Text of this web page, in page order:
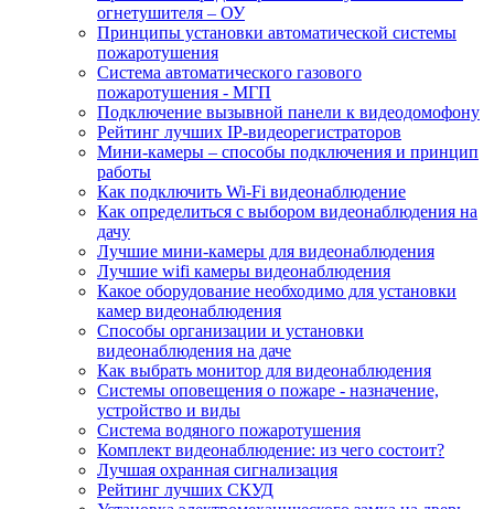
огнетушителя – ОУ
Принципы установки автоматической системы
пожаротушения
Система автоматического газового
пожаротушения - МГП
Подключение вызывной панели к видеодомофону
Рейтинг лучших IP-видеорегистраторов
Мини-камеры – способы подключения и принцип
работы
Как подключить Wi-Fi видеонаблюдение
Как определиться с выбором видеонаблюдения на
дачу
Лучшие мини-камеры для видеонаблюдения
Лучшие wifi камеры видеонаблюдения
Какое оборудование необходимо для установки
камер видеонаблюдения
Способы организации и установки
видеонаблюдения на даче
Как выбрать монитор для видеонаблюдения
Системы оповещения о пожаре - назначение,
устройство и виды
Система водяного пожаротушения
Комплект видеонаблюдение: из чего состоит?
Лучшая охранная сигнализация
Рейтинг лучших СКУД